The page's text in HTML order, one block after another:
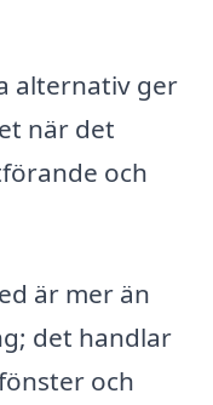
alternativ ger
när det
och
är mer än
det handlar
och